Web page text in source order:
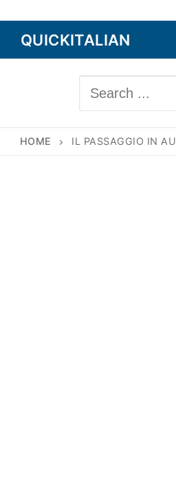
Skip
QUICKITALIAN
Search
HOME IL PASSAGGIO IN